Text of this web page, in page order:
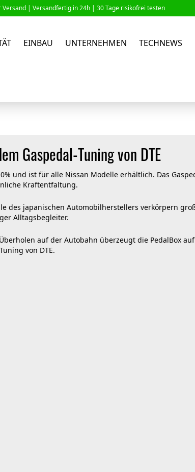
Versand | Versandfertig in 24h | 30 Tage risikofrei testen
EINBAU UNTERNEHMEN TECHNEWS
Gaspedal-Tuning von DTE
und ist für alle Nissan Modelle erhältlich. Das
Kraftentfaltung.
des japanischen Automobilherstellers verkörpern
Alltagsbegleiter.
auf der Autobahn überzeugt die PedalBox auf
von DTE.